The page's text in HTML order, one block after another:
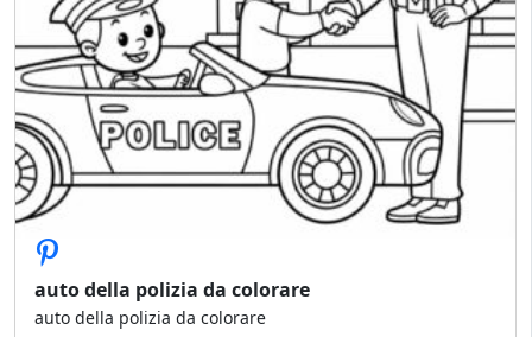
auto della polizia da colorare
auto della polizia da colorare